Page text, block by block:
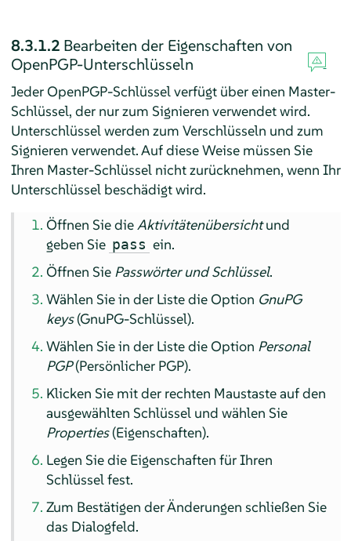
8.3.1.2 Bearbeiten der Eigenschaften von
OpenPGP-Unterschlüsseln
Jeder OpenPGP-Schlüssel verfügt über einen Master-
Schlüssel, der nur zum Signieren verwendet wird.
Unterschlüssel werden zum Verschlüsseln und zum
Signieren verwendet. Auf diese Weise müssen Sie
Ihren Master-Schlüssel nicht zurücknehmen, wenn Ihr
Unterschlüssel beschädigt wird.
Öffnen Sie die Aktivitätenübersichtund
geben Sie pass ein.
Öffnen Sie Passwörter und Schlüssel.
Wählen Sie in der Liste die Option GnuPG
keys(GnuPG-Schlüssel).
Wählen Sie in der Liste die Option Personal
PGP(Persönlicher PGP).
Klicken Sie mit der rechten Maustaste auf den
ausgewählten Schlüssel und wählen Sie
Properties(Eigenschaften).
Legen Sie die Eigenschaften für Ihren
Schlüssel fest.
Zum Bestätigen der Änderungen schließen Sie
das Dialogfeld.